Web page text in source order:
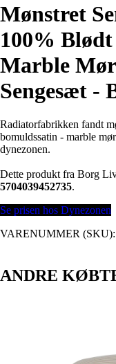
Mønstret
100%
Marble
Sengesæt -
Radiatorfabrikken fandt
bomuldssatin - marble
dynezonen.
Dette produkt fra Borg
5704039452735.
Se prisen hos Dynezonen
VARENUMMER (SKU):
ANDRE